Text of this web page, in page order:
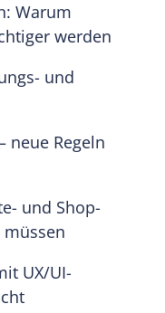
Warum
werden
und
neue Regeln
und Shop-
UX/UI-